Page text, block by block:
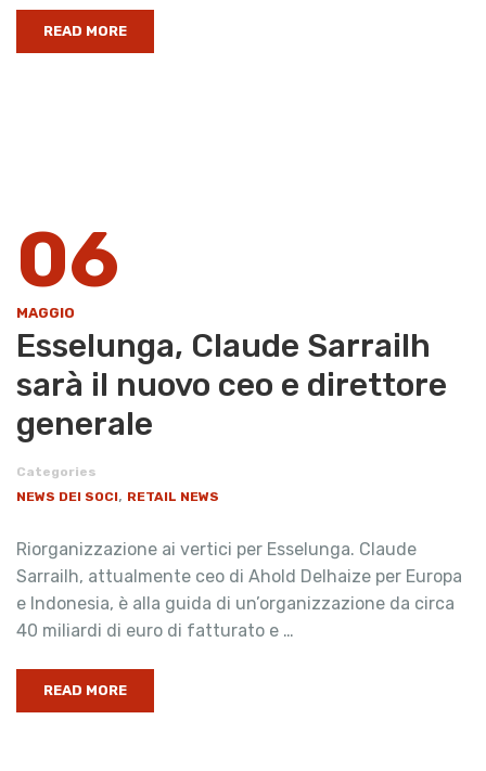
READ MORE
06
MAGGIO
Esselunga, Claude Sarrailh
sarà il nuovo ceo e direttore
generale
Categories
NEWS DEI SOCI, RETAIL NEWS
Riorganizzazione ai vertici per Esselunga. Claude
Sarrailh, attualmente ceo di Ahold Delhaize per Europa
e Indonesia, è alla guida di un’organizzazione da circa
40 miliardi di euro di fatturato e …
READ MORE